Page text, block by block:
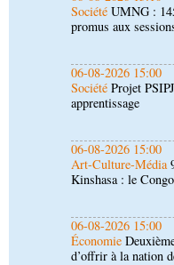
Société Projet
apprentissage
06-08-2026 15:00
Art-Culture-Média
Kinshasa : le Congo
06-08-2026 15:00
Économie
d’offrir à la nation
06-08-2026 14:30
Économie Gfac
les stands, des